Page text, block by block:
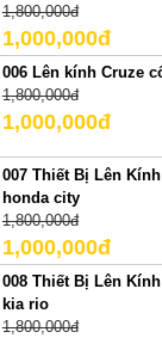
1,800,000đ
1,000,000đ
006 Lên kính Cruze
1,800,000đ
1,000,000đ
007 Thiết Bị Lên
honda city
1,800,000đ
1,000,000đ
008 Thiết Bị Lên
kia rio
1,800,000đ